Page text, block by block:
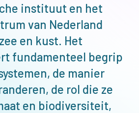
instituut en het
van Nederland
en kust. Het
fundamenteel begrip
de manier
de rol die ze
en biodiversiteit,